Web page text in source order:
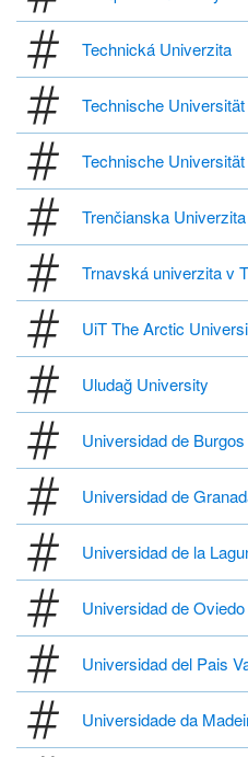
Technická Univerzita
Technische
Technische
Trenčianska
Trnavská univerzita v
UiT The Arctic
Uludağ University
Universidad de Burgos
Universidad de
Universidad de la
Universidad de Oviedo
Universidad del Pais
Universidade da